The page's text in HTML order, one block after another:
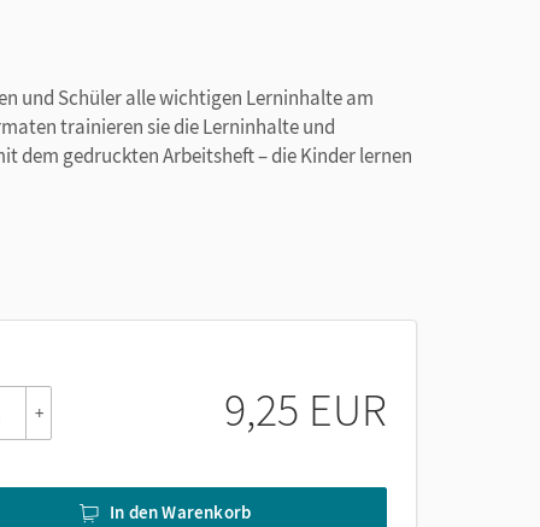
und Schüler alle wichtigen Lerninhalte am
trainieren sie die Lerninhalte und
dem gedruckten Arbeitsheft – die Kinder lernen
finden sich alle sofort zurecht.
Kinder die Möglichkeit, ihre Ergebnisse selbst
anderen Lernorten
+ 9,25 EUR
In den Warenkorb